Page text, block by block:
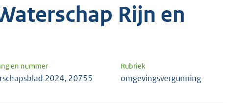
Rijn en
en nummer Rubriek
2024, 20755 omgevingsvergunning